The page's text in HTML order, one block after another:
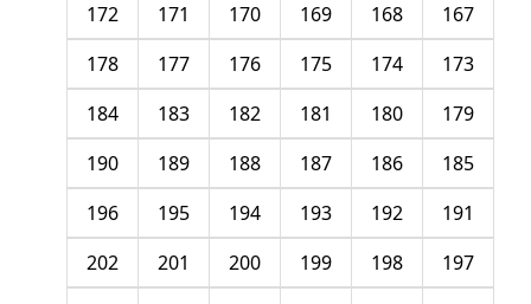
167
168
169
170
171
172
173
174
175
176
177
178
179
180
181
182
183
184
185
186
187
188
189
190
191
192
193
194
195
196
197
198
199
200
201
202